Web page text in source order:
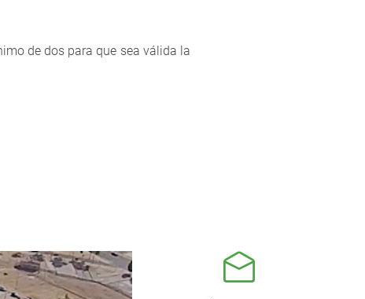
de dos para que sea válida la